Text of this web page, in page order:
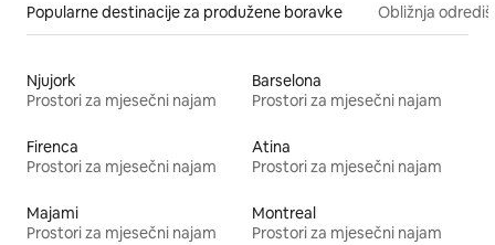
Popularne destinacije za produžene boravke Obližnja
Njujork
Prostori za mjesečni najam
Barselona
Prostori za mjesečni najam
Firenca
Prostori za mjesečni najam
Atina
Prostori za mjesečni najam
Majami
Prostori za mjesečni najam
Montreal
Prostori za mjesečni najam